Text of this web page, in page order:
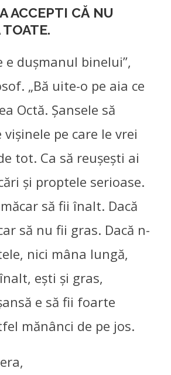
ACCEPTI CĂ NU
e dușmanul binelui”,
„Bă uite-o pe aia ce
Octă. Șansele să
pe care le vrei
tot. Ca să reușești ai
și proptele serioase.
să fii înalt. Dacă
să nu fii gras. Dacă n-
nici mâna lungă,
ești și gras,
e să fii foarte
mănânci de pe jos.